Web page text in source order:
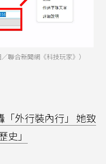
聯合新聞網《科技玩家》）
外行裝內行」 她致
」